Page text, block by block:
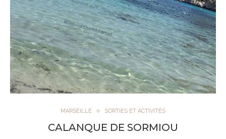
MARSEILLE SORTIES ET ACTIVITÉS
CALANQUE DE SORMIOU